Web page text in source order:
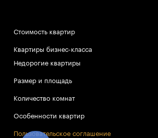
Стоимость квартир
Квартиры бизнес-класса
Недорогие квартиры
Размер и площадь
Большие квартиры
Маленькие квартиры
Количество комнат
Однокомнатные квартиры
Особенности квартир
Смарт-квартиры
Пользовательское соглашение